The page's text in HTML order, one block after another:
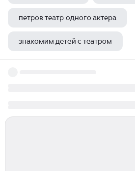
петров театр одного актера
знакомим детей с театром